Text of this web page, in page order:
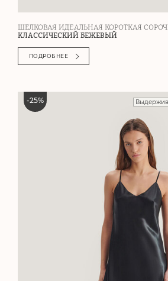
ШЕЛКОВАЯ ИДЕАЛЬНАЯ КОРОТКАЯ
КЛАССИЧЕСКИЙ БЕЖЕВЫЙ
ПОДРОБНЕЕ
-25%